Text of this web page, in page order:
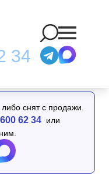
34
Noblesse 2WD
снят с продажи.
62 34 или